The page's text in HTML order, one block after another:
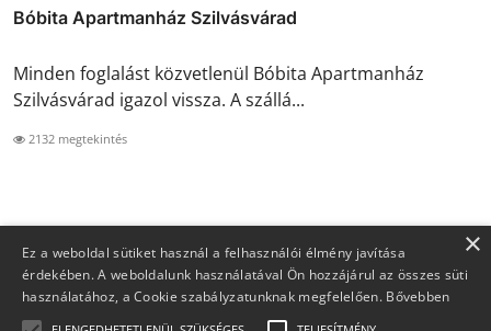
Bóbita Apartmanház Szilvásvárad
Minden foglalást közvetlenül Bóbita Apartmanház
Szilvásvárad igazol vissza. A szállá...
2132 megtekintés
×
Ez a weboldal sütiket használ a felhasználói élmény javítása
érdekében. A weboldalunk használatával Ön hozzájárul az összes süti
használatához, a Cookie szabályzatunknak megfelelően. Bővebben